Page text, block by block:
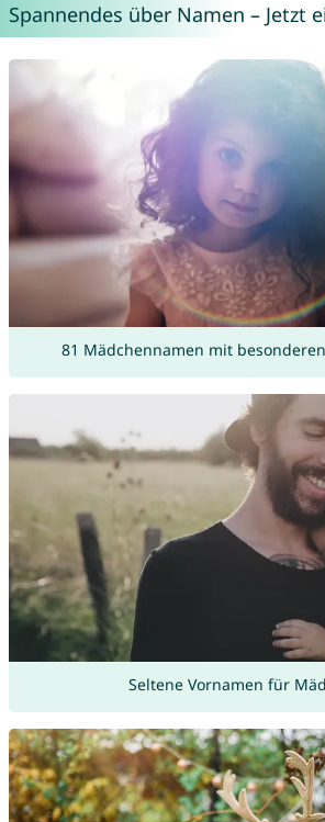
Spannendes über Namen – Jetzt
81 Mädchennamen mit
Seltene Vornamen für